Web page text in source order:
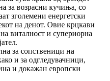
за возрасни кучиња, со
зголемени енергетски
на денот. Овие крцкави
виталност и супериорна
за сопственици на
и за одгледувачници,
и докажан европски